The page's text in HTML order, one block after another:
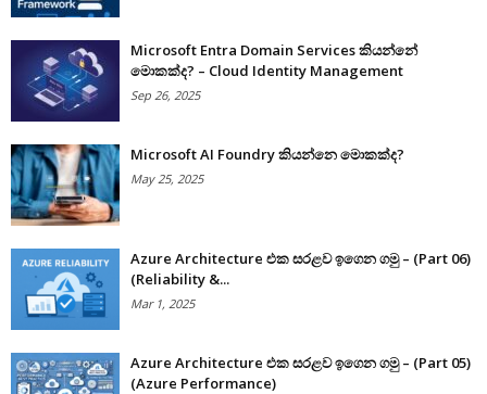
Microsoft Entra Domain Services කියන්නේ
මොකක්ද? – Cloud Identity Management
Sep 26, 2025
Microsoft AI Foundry කියන්නෙ මොකක්ද?
May 25, 2025
Azure Architecture එක සරළව ඉගෙන ගමු – (Part 06)
(Reliability &...
Mar 1, 2025
Azure Architecture එක සරළව ඉගෙන ගමු – (Part 05)
(Azure Performance)